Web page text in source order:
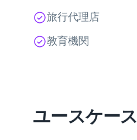
旅行代理店
教育機関
ユースケース